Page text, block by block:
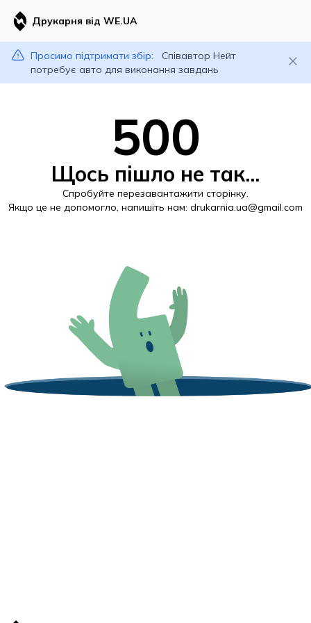
Друкарня від WE.UA
Просимо підтримати збір:
Співавтор Нейт
потребує авто для виконання завдань
500
Щось пішло не так...
Спробуйте перезавантажити сторінку.
Якщо це не допомогло, напишіть нам: drukarnia.ua@gmail.com